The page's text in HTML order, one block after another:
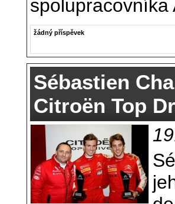
spolupracovníka
žádný příspěvek
Sébastien
Citroën Top